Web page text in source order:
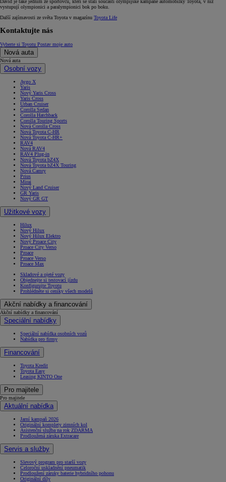
David je také jedním ze sportovců, kteří se stali součástí olympijské kampaně automobilky Toyota, v níž
vystupují olympionici a paralympionici bok po boku.
Další zajímavosti ze světa Toyota v magazínu Toyota Life
Kontaktujte nás
Vyberte si Toyotu Postav moje auto
Nová auta
Nová auta
Osobní vozy
Aygo X
Yaris
Nový Yaris Cross
Yaris Cross
Urban Cruiser
Corolla Sedan
Corolla Hatchback
Corolla Touring Sports
Nová Corolla Cross
Nová Toyota C-HR
Nová Toyota C-HR+
RAV4
Nová RAV4
RAV4 Plug-in
Nová Toyota bZ4X
Nová Toyota bZ4X Touring
Nová Camry
Prius
Mirai
Nový Land Cruiser
GR Yaris
Nový GR GT
Užitkové vozy
Hilux
Nový Hilux
Nový Hilux Elektro
Nový Proace City
Proace City Verso
Proace
Proace Verso
Proace Max
Skladové a ojeté vozy
Objednejte si testovací jízdu
Konfigurujte Toyotu
Prohlédněte si ceníky všech modelů
Akční nabídky a financování
Akční nabídky a financování
Speciální nabídky
Speciální nabídka osobních vozů
Nabídka pro firmy
Financování
Toyota Kredit
Toyota Easy
Leasing KINTO One
Pro majitele
Pro majitele
Aktuální nabídka
Jarní kampaň 2026
Originální komplety zimních kol
Asistenční služba na rok ZDARMA
Prodloužená záruka Extracare
Servis a služby
Slevový program pro starší vozy
Celoroční uskladnění pneumatik
Prodloužení záruky baterie hybridního pohonu
Originální díly